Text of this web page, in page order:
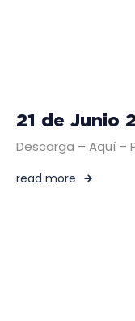
21 de Junio
Descarga – Aquí –
read more